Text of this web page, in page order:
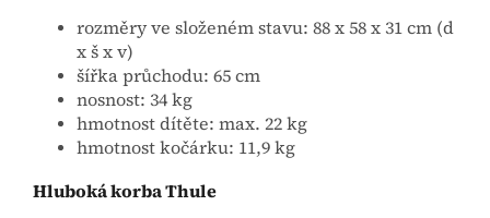
rozměry ve složeném stavu: 88 x 58 x 31 cm (d
x š x v)
šířka průchodu: 65 cm
nosnost: 34 kg
hmotnost dítěte: max. 22 kg
hmotnost kočárku: 11,9 kg
Hluboká korba Thule